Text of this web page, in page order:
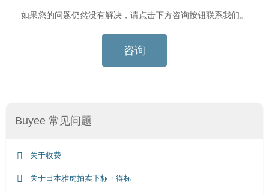
Buyee 常见问题
关于收费
关于日本雅虎拍卖下标・得标
如果您的问题仍然没有解决，请点击下方咨询按钮联系我们。
咨询